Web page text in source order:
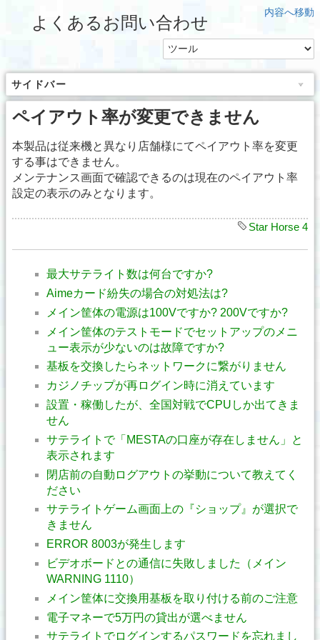
内容へ移動
よくあるお問い合わせ
サイドバー
ペイアウト率が変更できません
本製品は従来機と異なり店舗様にてペイアウト率を変更
する事はできません。
メンテナンス画面で確認できるのは現在のペイアウト率
設定の表示のみとなります。
Star Horse 4
最大サテライト数は何台ですか?
Aimeカード紛失の場合の対処法は?
メイン筐体の電源は100Vですか? 200Vですか?
メイン筐体のテストモードでセットアップのメニ
ュー表示が少ないのは故障ですか?
基板を交換したらネットワークに繋がりません
カジノチップが再ログイン時に消えています
設置・稼働したが、全国対戦でCPUしか出てきま
せん
サテライトで「MESTAの口座が存在しません」と
表示されます
閉店前の自動ログアウトの挙動について教えてく
ださい
サテライトゲーム画面上の『ショップ』が選択で
きません
ERROR 8003が発生します
ビデオボードとの通信に失敗しました（メイン
WARNING 1110）
メイン筐体に交換用基板を取り付ける前のご注意
電子マネーで5万円の貸出が選べません
サテライトでログインするパスワードを忘れまし